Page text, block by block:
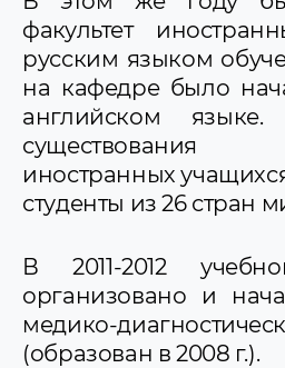
факультет
русским языком
на кафедре было
английском
существования
иностранных
студенты из 26 стран
В 2011-2012
организовано и
медико-
(образован в 2008 г.).